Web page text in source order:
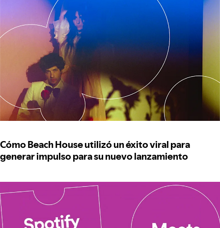
Cómo Beach House utilizó un éxito viral para
generar impulso para su nuevo lanzamiento